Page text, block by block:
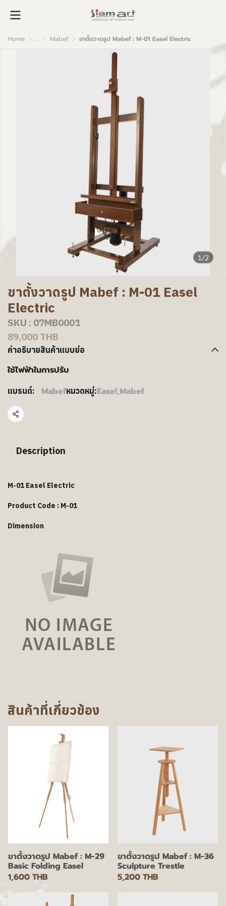
Home ... Mabef ขาตั้งวาดรูป Mabef : M-01 Easel Electric
1/2
ขาตั้งวาดรูป Mabef : M-01 Easel
Electric
SKU : 07MB0001
89,000 THB
คำอธิบายสินค้าแบบย่อ
ใช้ไฟฟ้าในการปรับ
แบรนด์: Mabefหมวดหมู่:Easel,Mabef
แชร์
Description
M-01 Easel Electric
Product Code : M-01
Dimension
สินค้าที่เกี่ยวข้อง
ขาตั้งวาดรูป Mabef : M-29
Basic Folding Easel
1,600 THB
ขาตั้งวาดรูป Mabef : M-36
Sculpture Trestle
5,200 THB